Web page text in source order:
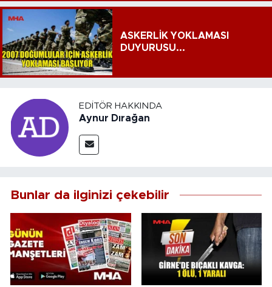
ASKERLİK YOKLAMASI
DUYURUSU...
EDITÖR HAKKINDA
Aynur Dırağan
Bunlar da ilginizi çekebilir